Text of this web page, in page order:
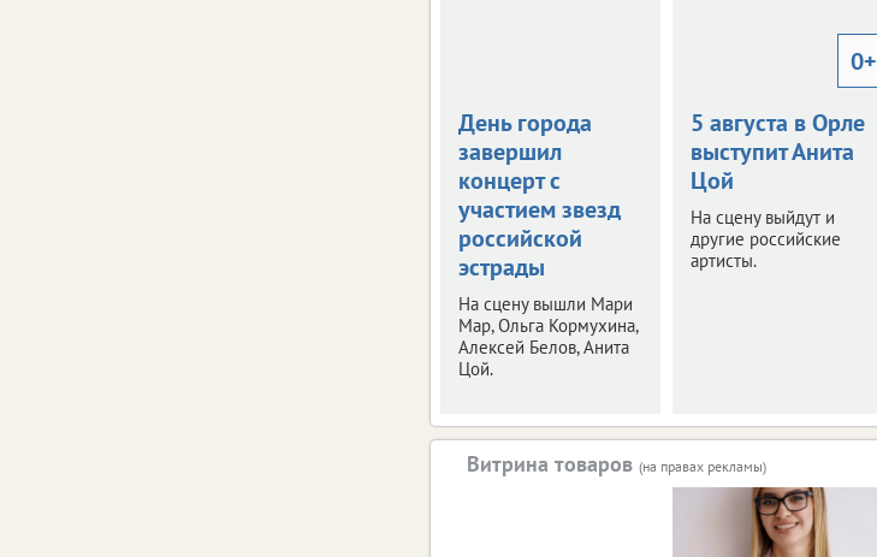
День города
завершил
концерт с
участием звезд
российской
эстрады
На сцену вышли Мари
Мар, Ольга Кормухина,
Алексей Белов, Анита
Цой.
0+
5 августа в Орле
выступит Анита
Цой
На сцену выйдут и
другие российские
артисты.
Витрина товаров (на правах рекламы)